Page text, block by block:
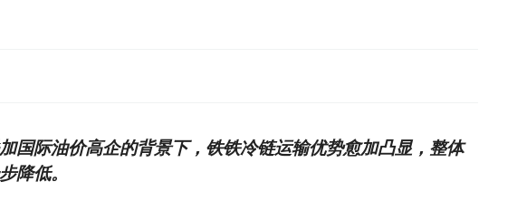
国际油价高企的背景下，铁铁冷链运输优势愈加凸显，整体
降低。